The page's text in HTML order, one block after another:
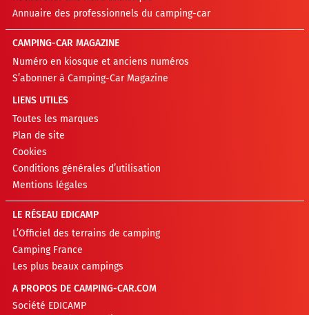
Annuaire des professionnels du camping-car
CAMPING-CAR MAGAZINE
Numéro en kiosque et anciens numéros
S’abonner à Camping-Car Magazine
LIENS UTILES
Toutes les marques
Plan de site
Cookies
Conditions générales d’utilisation
Mentions légales
LE RÉSEAU EDICAMP
L’Officiel des terrains de camping
Camping France
Les plus beaux campings
A PROPOS DE CAMPING-CAR.COM
Société EDICAMP